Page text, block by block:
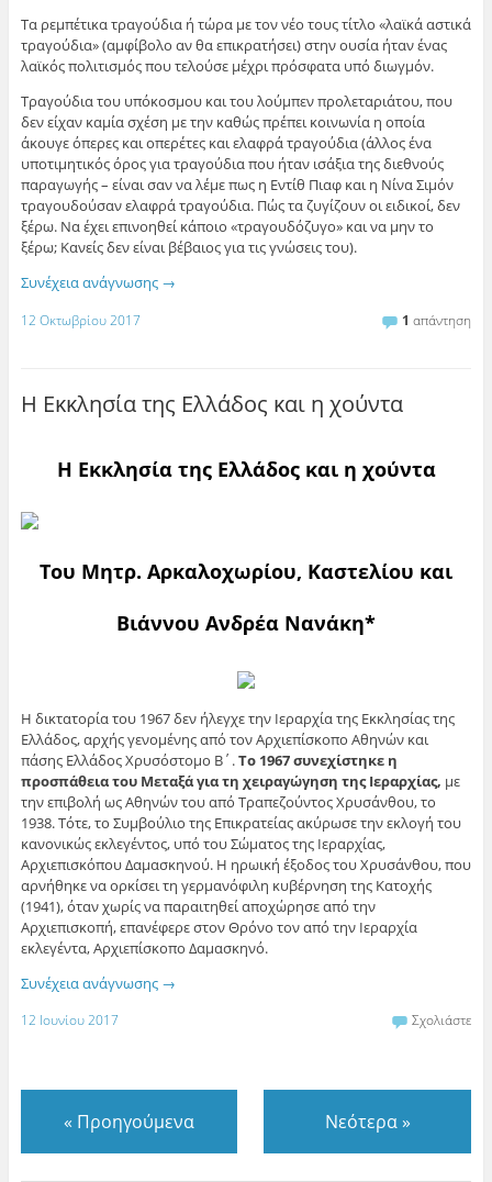
Τα ρεμπέτικα τραγούδια ή τώρα με τον νέο τους τίτλο «λαϊκά αστικά
τραγούδια» (αμφίβολο αν θα επικρατήσει) στην ουσία ήταν ένας
λαϊκός πολιτισμός που τελούσε μέχρι πρόσφατα υπό διωγμόν.
Τραγούδια του υπόκοσμου και του λούμπεν προλεταριάτου, που
δεν είχαν καμία σχέση με την καθώς πρέπει κοινωνία η οποία
άκουγε όπερες και οπερέτες και ελαφρά τραγούδια (άλλος ένα
υποτιμητικός όρος για τραγούδια που ήταν ισάξια της διεθνούς
παραγωγής – είναι σαν να λέμε πως η Εντίθ Πιαφ και η Νίνα Σιμόν
τραγουδούσαν ελαφρά τραγούδια. Πώς τα ζυγίζουν οι ειδικοί, δεν
ξέρω. Να έχει επινοηθεί κάποιο «τραγουδόζυγο» και να μην το
ξέρω; Κανείς δεν είναι βέβαιος για τις γνώσεις του).
Συνέχεια ανάγνωσης →
12 Οκτωβρίου 2017 1 απάντηση
Η Εκκλησία της Ελλάδος και η χούντα
Η Εκκλησία της Ελλάδος και η χούντα
Του Μητρ. Αρκαλοχωρίου, Καστελίου και
Βιάννου Ανδρέα Νανάκη*
Η δικτατορία του 1967 δεν ήλεγχε την Ιεραρχία της Εκκλησίας της
Ελλάδος, αρχής γενομένης από τον Αρχιεπίσκοπο Αθηνών και
πάσης Ελλάδος Χρυσόστομο Β΄.Το 1967 συνεχίστηκε η
προσπάθεια του Μεταξά για τη χειραγώγηση της Ιεραρχίας, με
την επιβολή ως Αθηνών του από Τραπεζούντος Χρυσάνθου, το
1938. Τότε, το Συμβούλιο της Επικρατείας ακύρωσε την εκλογή του
κανονικώς εκλεγέντος, υπό του Σώματος της Ιεραρχίας,
Αρχιεπισκόπου Δαμασκηνού. Η ηρωική έξοδος του Χρυσάνθου, που
αρνήθηκε να ορκίσει τη γερμανόφιλη κυβέρνηση της Κατοχής
(1941), όταν χωρίς να παραιτηθεί αποχώρησε από την
Αρχιεπισκοπή, επανέφερε στον Θρόνο τον από την Ιεραρχία
εκλεγέντα, Αρχιεπίσκοπο Δαμασκηνό.
Συνέχεια ανάγνωσης →
12 Ιουνίου 2017 Σχολιάστε
« Προηγούμενα Νεότερα»